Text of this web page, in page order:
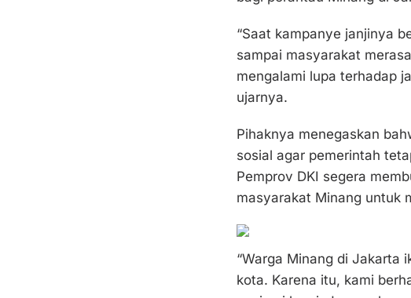
“Saat kampanye janjinya
sampai masyarakat
mengalami lupa terhadap
ujarnya.
Pihaknya menegaskan
sosial agar pemerintah
Pemprov DKI segera
masyarakat Minang untuk
“Warga Minang di Jakarta
kota. Karena itu, kami